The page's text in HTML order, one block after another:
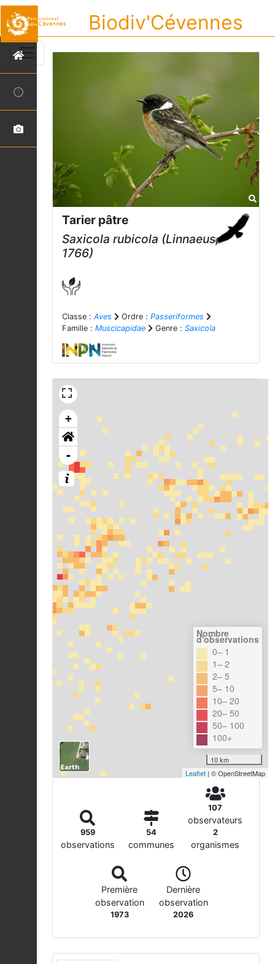
Biodiv'Cévennes
Tarier pâtre
Saxicola rubicola (Linnaeus,
1766)
Classe : Aves Ordre : Passeriformes
Famille : Muscicapidae Genre : Saxicola
+
-
Nombre
d'observations
0– 1
1– 2
2– 5
5– 10
10– 20
20– 50
50– 100
100+
10 km
Leaflet | © OpenStreetMap
959
observations
54
communes
107
observateurs
2
organismes
Première
observation
1973
Dernière
observation
2026